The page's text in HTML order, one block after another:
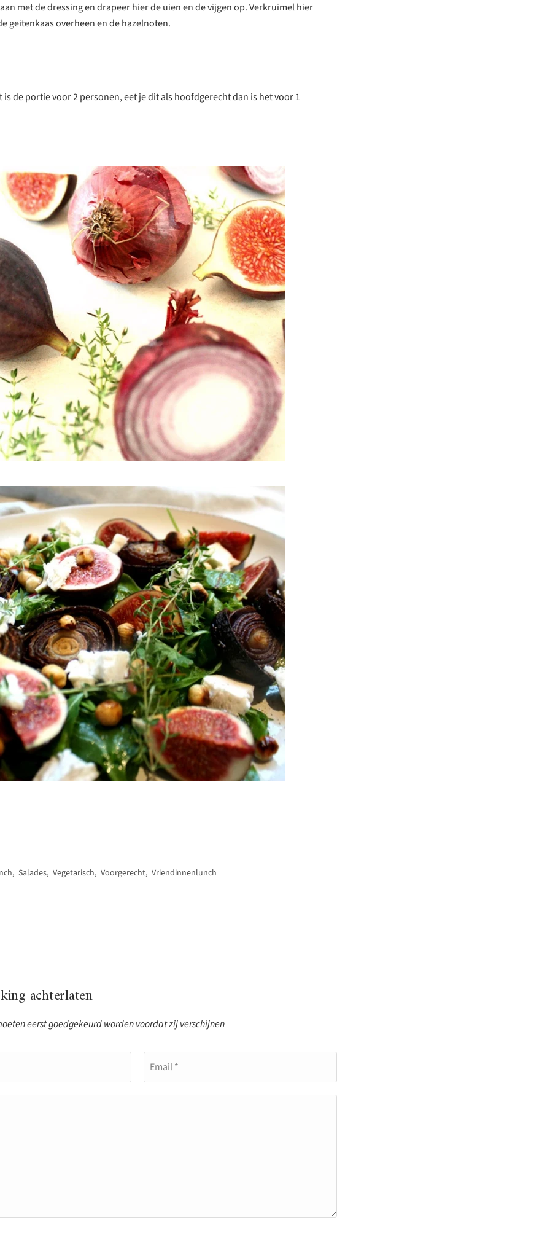
met de dressing en drapeer hier de uien en de vijgen op. Verkruimel hier
geitenkaas overheen en de hazelnoten.
is de portie voor 2 personen, eet je dit als hoofdgerecht dan is het voor 1
, Salades, Vegetarisch, Voorgerecht, Vriendinnenlunch
achterlaten
eerst goedgekeurd worden voordat zij verschijnen
Email *